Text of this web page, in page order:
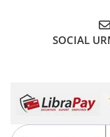
SOCIAL